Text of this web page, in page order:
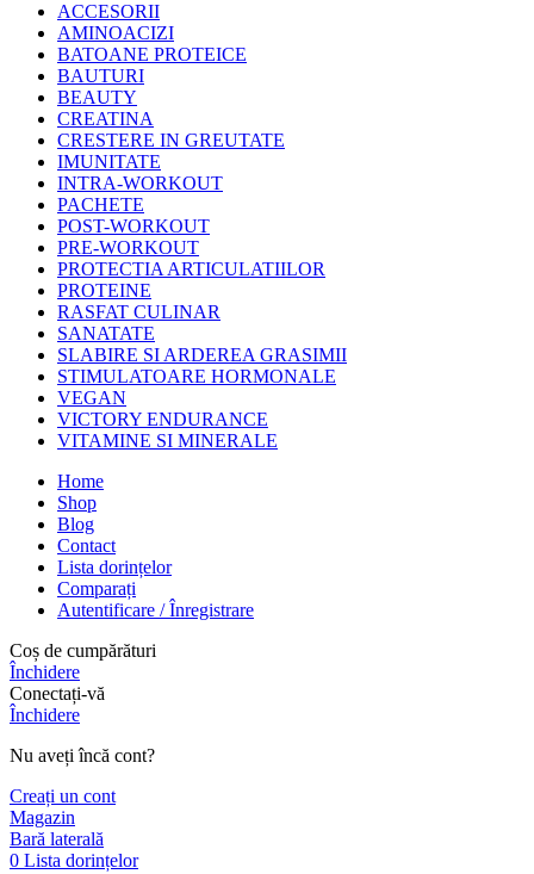
ACCESORII
AMINOACIZI
BATOANE PROTEICE
BAUTURI
BEAUTY
CREATINA
CRESTERE IN GREUTATE
IMUNITATE
INTRA-WORKOUT
PACHETE
POST-WORKOUT
PRE-WORKOUT
PROTECTIA ARTICULATIILOR
PROTEINE
RASFAT CULINAR
SANATATE
SLABIRE SI ARDEREA GRASIMII
STIMULATOARE HORMONALE
VEGAN
VICTORY ENDURANCE
VITAMINE SI MINERALE
Home
Shop
Blog
Contact
Lista dorințelor
Comparați
Autentificare / Înregistrare
Coș de cumpărături
Închidere
Conectați-vă
Închidere
Nu aveți încă cont?
Creați un cont
Magazin
Bară laterală
0 Lista dorințelor